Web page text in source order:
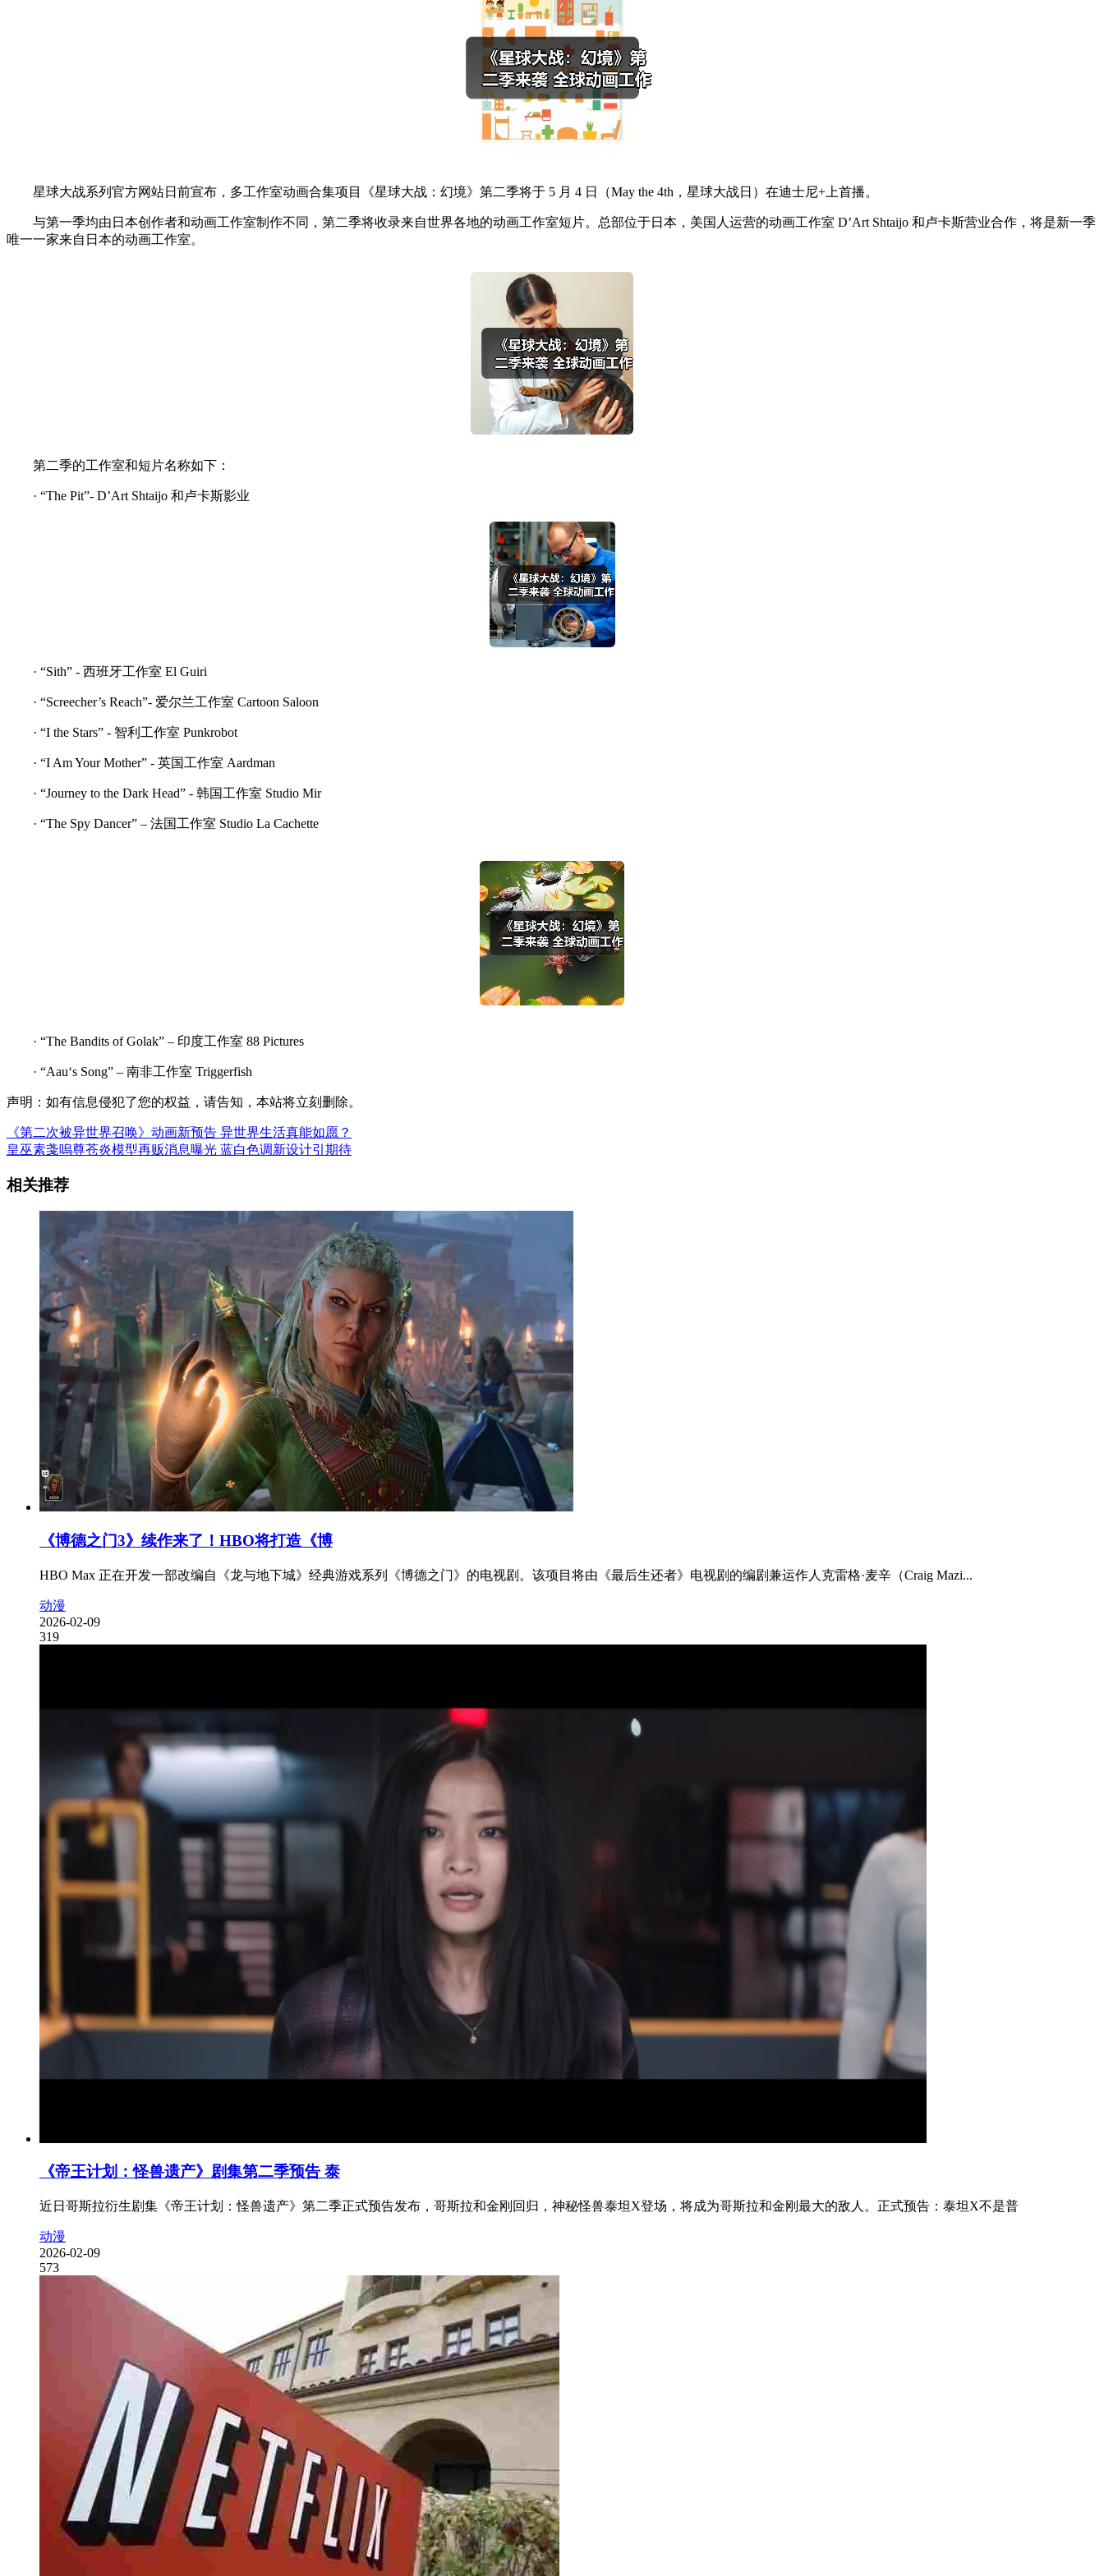
星球大战系列官方网站日前宣布，多工作室动画合集项目《星球大战：幻境》第二季将于 5 月 4 日（May the 4th，星球大战日）在迪士尼+上首播。
与第一季均由日本创作者和动画工作室制作不同，第二季将收录来自世界各地的动画工作室短片。总部位于日本，美国人运营的动画工作室 D’Art Shtaijo 和卢卡斯营业合作，将是新一季
唯一一家来自日本的动画工作室。
第二季的工作室和短片名称如下：
· “The Pit”- D’Art Shtaijo 和卢卡斯影业
· “Sith” - 西班牙工作室 El Guiri
· “Screecher’s Reach”- 爱尔兰工作室 Cartoon Saloon
· “I the Stars” - 智利工作室 Punkrobot
· “I Am Your Mother” - 英国工作室 Aardman
· “Journey to the Dark Head” - 韩国工作室 Studio Mir
· “The Spy Dancer” – 法国工作室 Studio La Cachette
· “The Bandits of Golak” – 印度工作室 88 Pictures
· “Aau‘s Song” – 南非工作室 Triggerfish
声明：如有信息侵犯了您的权益，请告知，本站将立刻删除。
《第二次被异世界召唤》动画新预告 异世界生活真能如愿？
皇巫素戔嗚尊苍炎模型再贩消息曝光 蓝白色调新设计引期待
相关推荐
《博德之门3》续作来了！HBO将打造《博
HBO Max 正在开发一部改编自《龙与地下城》经典游戏系列《博德之门》的电视剧。该项目将由《最后生还者》电视剧的编剧兼运作人克雷格·麦辛（Craig Mazi...
动漫
2026-02-09
319
《帝王计划：怪兽遗产》剧集第二季预告 泰
近日哥斯拉衍生剧集《帝王计划：怪兽遗产》第二季正式预告发布，哥斯拉和金刚回归，神秘怪兽泰坦X登场，将成为哥斯拉和金刚最大的敌人。正式预告：泰坦X不是普
动漫
2026-02-09
573